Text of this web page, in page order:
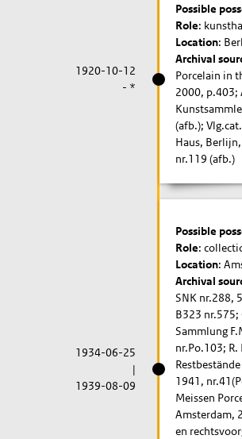
1920-10-12
- *
Possible
Role:
Location:
Archival
Porcelain in
2000, p.403;
(afb.);
Haus,
nr.119 (afb.)
1934-06-25
|
1939-08-09
Possible
Role:
Location:
Archival
SNK nr.288,
B323 nr.575;
Sammlung
nr.Po.103; R.
1941,
Meissen
Amsterdam,
en